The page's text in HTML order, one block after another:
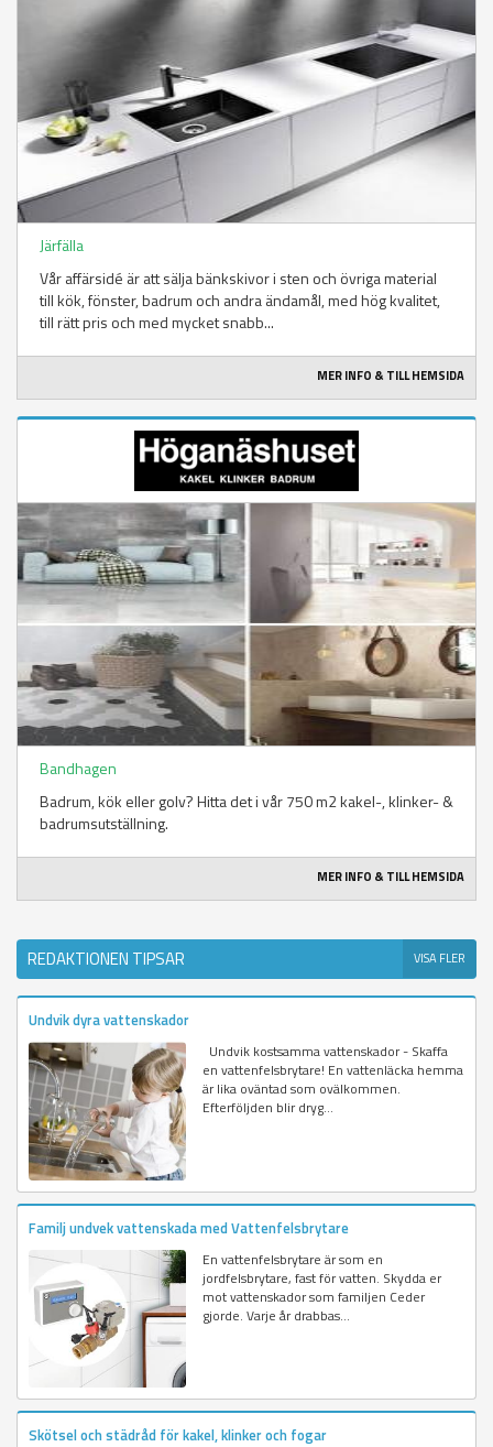
Järfälla
Vår affärsidé är att sälja bänkskivor i sten och övriga material
till kök, fönster, badrum och andra ändamål, med hög kvalitet,
till rätt pris och med mycket snabb...
MER INFO & TILL HEMSIDA
Bandhagen
Badrum, kök eller golv? Hitta det i vår 750 m2 kakel-, klinker- &
badrumsutställning.
MER INFO & TILL HEMSIDA
REDAKTIONEN TIPSAR VISA FLER
Undvik dyra vattenskador
Undvik kostsamma vattenskador - Skaffa
en vattenfelsbrytare! En vattenläcka hemma
är lika oväntad som ovälkommen.
Efterföljden blir dryg...
Familj undvek vattenskada med Vattenfelsbrytare
En vattenfelsbrytare är som en
jordfelsbrytare, fast för vatten. Skydda er
mot vattenskador som familjen Ceder
gjorde. Varje år drabbas...
Skötsel och städråd för kakel, klinker och fogar